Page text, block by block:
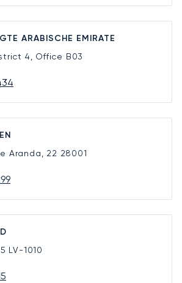
ARABISCHE EMIRATE
4, Office B03
Aranda, 22 28001
LV-1010